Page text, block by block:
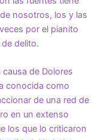
nosotros, los y las
por el pianito
delito.
de Dolores
conocida como
de una red de
en un extenso
los que lo criticaron